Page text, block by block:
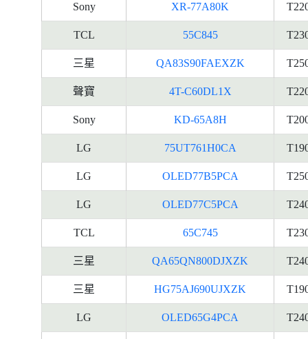
Sony XR-77A80K
TCL 55C845
三星 QA83S90FAEXZK
聲寶 4T-C60DL1X
Sony KD-65A8H
LG 75UT761H0CA
LG OLED77B5PCA
LG OLED77C5PCA
TCL 65C745
三星 QA65QN800DJXZK
三星 HG75AJ690UJXZK
LG OLED65G4PCA